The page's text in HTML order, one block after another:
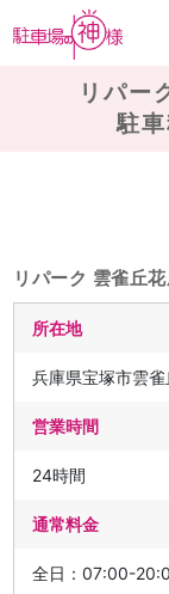
リパー
駐
リパーク 雲雀丘
所在地
兵庫県宝塚市雲雀
営業時間
24時間
通常料金
全日：07:00-